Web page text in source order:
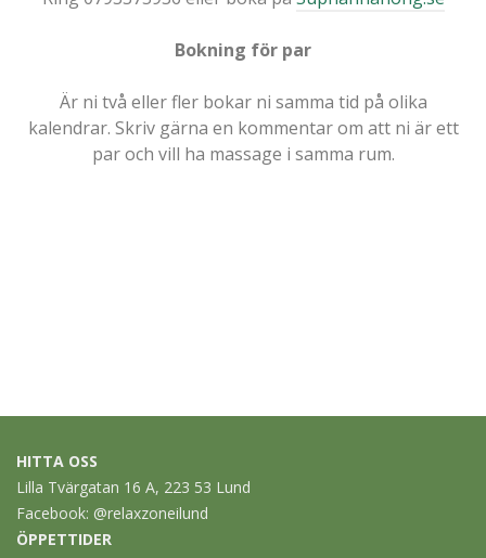
Bokning för par
Är ni två eller fler bokar ni samma tid på olika
kalendrar. Skriv gärna en kommentar om att ni är ett
par och vill ha massage i samma rum.
HITTA OSS
Lilla Tvärgatan 16 A, 223 53 Lund
Facebook: @relaxzoneilund
ÖPPETTIDER